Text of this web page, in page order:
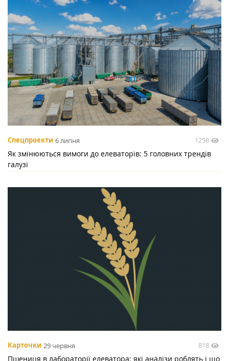
Спецпроекти 6 липня 1298
Як змінюються вимоги до елеваторів: 5 головних трендів
галузі
Карточки 29 червня 818
Пшениця в лабораторії елеватора: які аналізи роблять і що